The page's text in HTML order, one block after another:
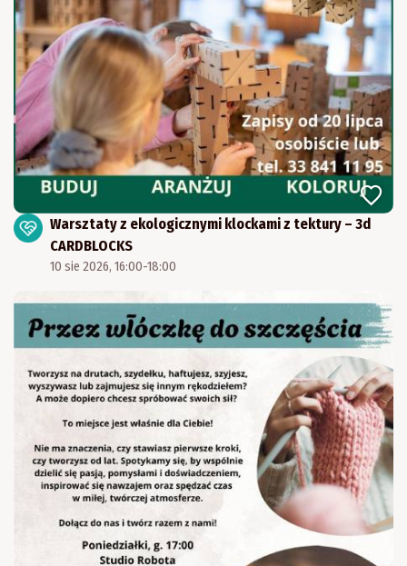
Warsztaty z ekologicznymi klockami z tektury – 3d
CARDBLOCKS
10 sie 2026, 16:00-18:00